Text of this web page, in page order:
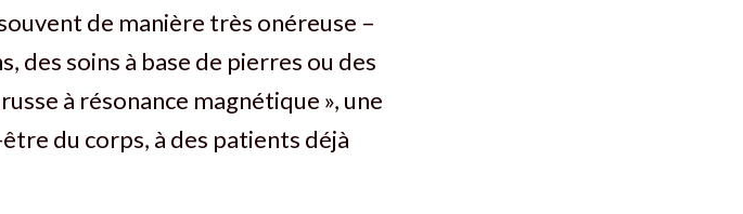
de manière très onéreuse –
des soins à base de pierres ou des
à résonance magnétique », une
du corps, à des patients déjà